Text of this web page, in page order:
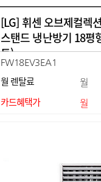
[LG] 휘센 오브제컬렉
스탠드 냉난방기 18평
트)
FW18EV3EA1
월 렌탈료 월
카드혜택가 월